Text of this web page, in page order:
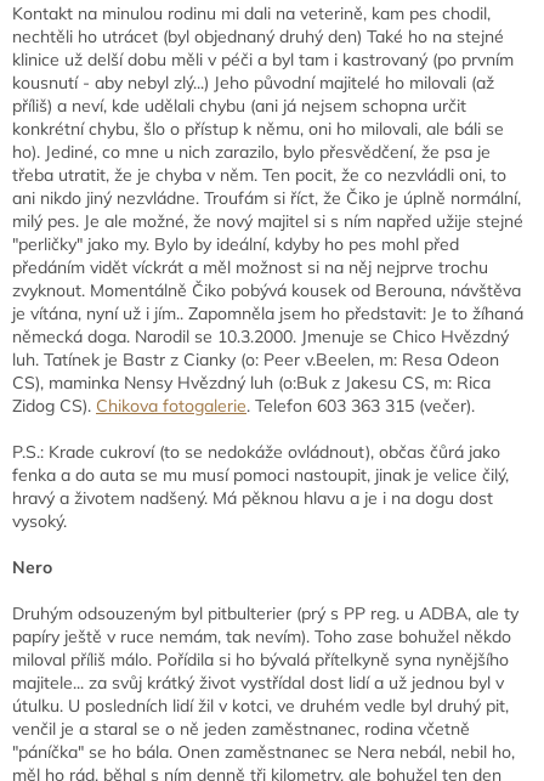
Kontakt na minulou rodinu mi dali na veterině, kam pes chodil,
nechtěli ho utrácet (byl objednaný druhý den) Také ho na stejné
klinice už delší dobu měli v péči a byl tam i kastrovaný (po prvním
kousnutí - aby nebyl zlý...) Jeho původní majitelé ho milovali (až
příliš) a neví, kde udělali chybu (ani já nejsem schopna určit
konkrétní chybu, šlo o přístup k němu, oni ho milovali, ale báli se
ho). Jediné, co mne u nich zarazilo, bylo přesvědčení, že psa je
třeba utratit, že je chyba v něm. Ten pocit, že co nezvládli oni, to
ani nikdo jiný nezvládne. Troufám si říct, že Čiko je úplně normální,
milý pes. Je ale možné, že nový majitel si s ním napřed užije stejné
"perličky" jako my. Bylo by ideální, kdyby ho pes mohl před
předáním vidět víckrát a měl možnost si na něj nejprve trochu
zvyknout. Momentálně Čiko pobývá kousek od Berouna, návštěva
je vítána, nyní už i jím.. Zapomněla jsem ho představit: Je to žíhaná
německá doga. Narodil se 10.3.2000. Jmenuje se Chico Hvězdný
luh. Tatínek je Bastr z Cianky (o: Peer v.Beelen, m: Resa Odeon
CS), maminka Nensy Hvězdný luh (o:Buk z Jakesu CS, m: Rica
Zidog CS). Chikova fotogalerie. Telefon 603 363 315 (večer).
P.S.: Krade cukroví (to se nedokáže ovládnout), občas čůrá jako
fenka a do auta se mu musí pomoci nastoupit, jinak je velice čilý,
hravý a životem nadšený. Má pěknou hlavu a je i na dogu dost
vysoký.
Nero
Druhým odsouzeným byl pitbulterier (prý s PP reg. u ADBA, ale ty
papíry ještě v ruce nemám, tak nevím). Toho zase bohužel někdo
miloval příliš málo. Pořídila si ho bývalá přítelkyně syna nynějšího
majitele... za svůj krátký život vystřídal dost lidí a už jednou byl v
útulku. U posledních lidí žil v kotci, ve druhém vedle byl druhý pit,
venčil je a staral se o ně jeden zaměstnanec, rodina včetně
"páníčka" se ho bála. Onen zaměstnanec se Nera nebál, nebil ho,
měl ho rád, běhal s ním denně tři kilometry, ale bohužel ten den